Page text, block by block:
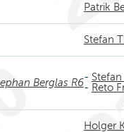
Patrik
Stefan
Berglas R6-
- Reto
Holger